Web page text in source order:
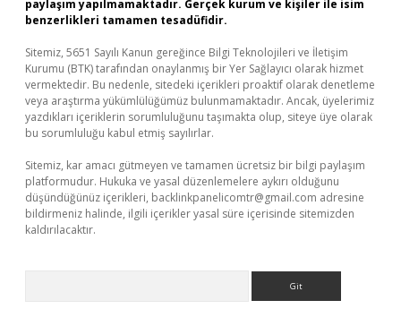
paylaşım yapılmamaktadır. Gerçek kurum ve kişiler ile isim
benzerlikleri tamamen tesadüfidir.
Sitemiz, 5651 Sayılı Kanun gereğince Bilgi Teknolojileri ve İletişim
Kurumu (BTK) tarafından onaylanmış bir Yer Sağlayıcı olarak hizmet
vermektedir. Bu nedenle, sitedeki içerikleri proaktif olarak denetleme
veya araştırma yükümlülüğümüz bulunmamaktadır. Ancak, üyelerimiz
yazdıkları içeriklerin sorumluluğunu taşımakta olup, siteye üye olarak
bu sorumluluğu kabul etmiş sayılırlar.
Sitemiz, kar amacı gütmeyen ve tamamen ücretsiz bir bilgi paylaşım
platformudur. Hukuka ve yasal düzenlemelere aykırı olduğunu
düşündüğünüz içerikleri, backlinkpanelicomtr@gmail.com adresine
bildirmeniz halinde, ilgili içerikler yasal süre içerisinde sitemizden
kaldırılacaktır.